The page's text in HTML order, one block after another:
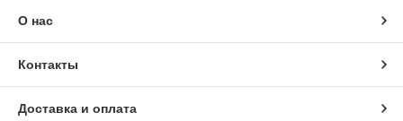
О нас
Контакты
Доставка и оплата